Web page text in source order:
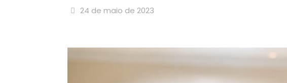
24 de maio de 2023